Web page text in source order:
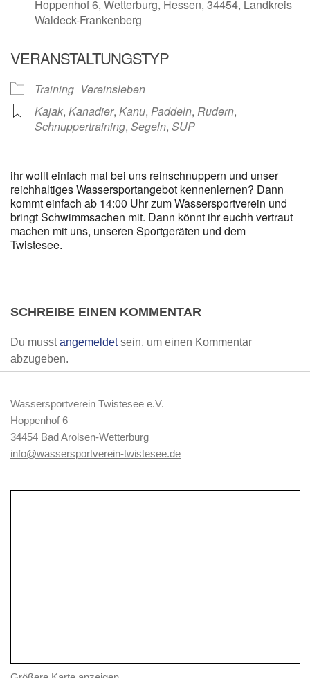
Hoppenhof 6, Wetterburg, Hessen, 34454, Landkreis
Waldeck-Frankenberg
VERANSTALTUNGSTYP
Training Vereinsleben
Kajak, Kanadier, Kanu, Paddeln, Rudern,
Schnuppertraining, Segeln, SUP
ihr wollt einfach mal bei uns reinschnuppern und unser
reichhaltiges Wassersportangebot kennenlernen? Dann
kommt einfach ab 14:00 Uhr zum Wassersportverein und
bringt Schwimmsachen mit. Dann könnt ihr euchh vertraut
machen mit uns, unseren Sportgeräten und dem
Twistesee.
SCHREIBE EINEN KOMMENTAR
Du musstangemeldetsein, um einen Kommentar
abzugeben.
Wassersportverein Twistesee e.V.
Hoppenhof 6
34454 Bad Arolsen-Wetterburg
info@wassersportverein-twistesee.de